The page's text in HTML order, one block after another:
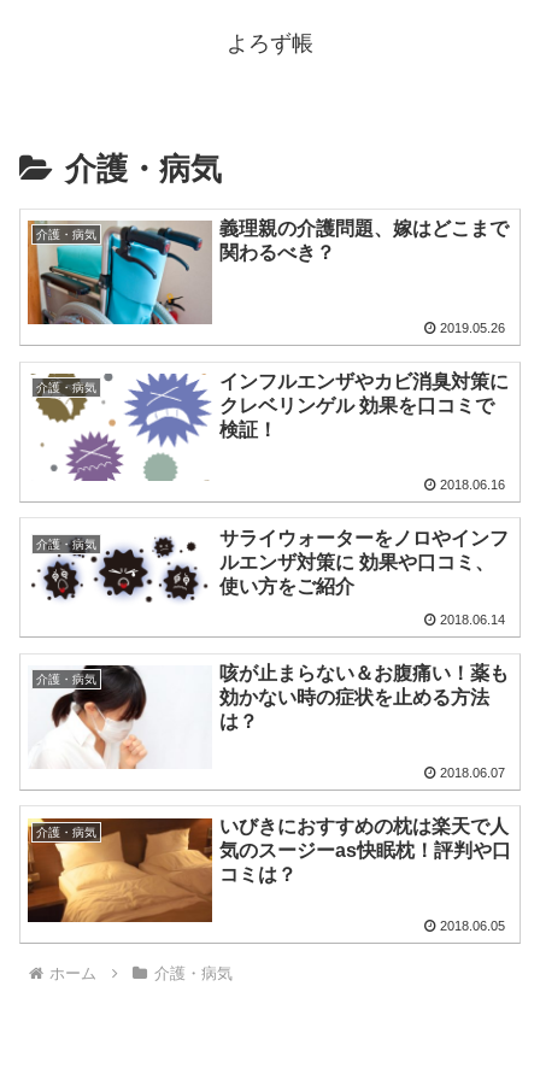
よろず帳
介護・病気
介護・病気
義理親の介護問題、嫁はどこまで
関わるべき？
2019.05.26
介護・病気
インフルエンザやカビ消臭対策に
クレベリンゲル 効果を口コミで
検証！
2018.06.16
介護・病気
サライウォーターをノロやインフ
ルエンザ対策に 効果や口コミ、
使い方をご紹介
2018.06.14
介護・病気
咳が止まらない＆お腹痛い！薬も
効かない時の症状を止める方法
は？
2018.06.07
介護・病気
いびきにおすすめの枕は楽天で人
気のスージーas快眠枕！評判や口
コミは？
2018.06.05
ホーム 介護・病気